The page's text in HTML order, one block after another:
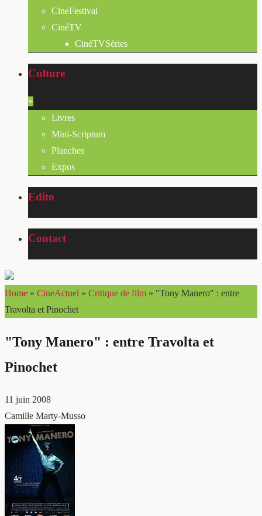
CineFestival
CinéTV
CinéTVSéries
Culture
+
Livres
Mini-Scriptum
Planches
Expos
Edito
Contact
Home » CineActuel » Critique de film » "Tony Manero" : entre
Travolta et Pinochet
"Tony Manero" : entre Travolta et
Pinochet
11 juin 2008
Camille Marty-Musso